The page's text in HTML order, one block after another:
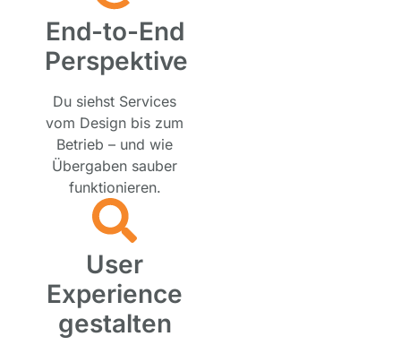
End-to-End
Perspektive
Du siehst Services
vom Design bis zum
Betrieb – und wie
Übergaben sauber
funktionieren.
User
Experience
gestalten